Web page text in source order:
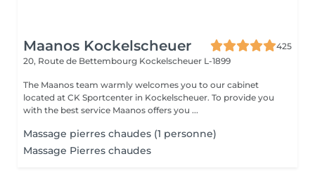
Maanos Kockelscheuer
425
20, Route de Bettembourg Kockelscheuer L-1899
The Maanos team warmly welcomes you to our cabinet
located at CK Sportcenter in Kockelscheuer. To provide you
with the best service Maanos offers you ...
Massage pierres chaudes (1 personne)
Massage Pierres chaudes